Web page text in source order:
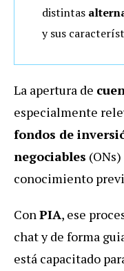
distintas
y sus
La apertura de
especialmente
fondos de
negociables
conocimiento
ConPIA, ese
chat y de forma
está capacitado